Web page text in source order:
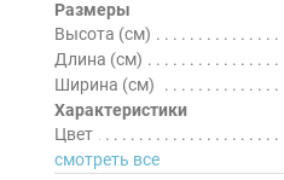
Размеры
Высота (см)
Длина (см)
Ширина (см)
Характеристики
Цвет
смотреть все